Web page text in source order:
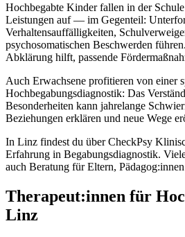
Hochbegabte Kinder fallen in der
Leistungen auf — im Gegenteil:
Verhaltensauffälligkeiten,
psychosomatischen Beschwerden
Abklärung hilft, passende
Auch Erwachsene profitieren von einer
Hochbegabungsdiagnostik: Das
Besonderheiten kann jahrelange
Beziehungen erklären und neue Wege
In Linz findest du über CheckPsy
Erfahrung in Begabungsdiagnostik.
auch Beratung für Eltern,
Therapeut:innen für
Linz